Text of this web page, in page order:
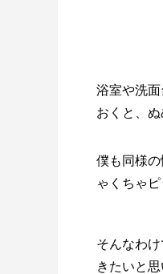
浴室や洗
おくと、ぬ
僕も同様
ゃくちゃ
そんなわけ
きたいと思